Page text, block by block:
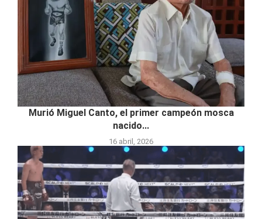
Murió Miguel Canto, el primer campeón mosca
nacido...
16 abril, 2026